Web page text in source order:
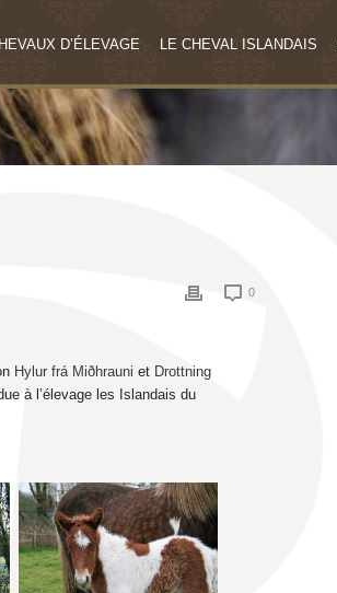
D’ÉLEVAGE LE CHEVAL ISLANDAIS
0
Hylur frá Miðhrauni et Drottning
à l’élevage les Islandais du